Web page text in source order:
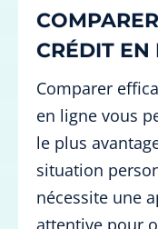
CRÉDIT EN
Comparer
en ligne vous
le plus
situation
nécessite une